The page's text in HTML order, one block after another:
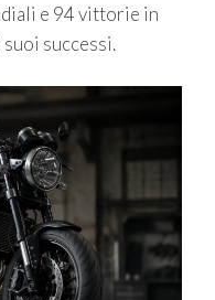
e 94 vittorie in
successi.